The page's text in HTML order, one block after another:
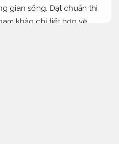
gian sống. Đạt chuẩn thi
khảo chi tiết hơn về